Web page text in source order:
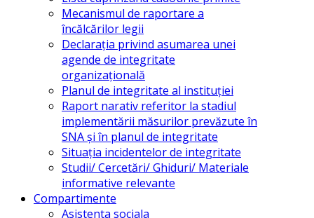
Mecanismul de raportare a
încălcărilor legii
Declarația privind asumarea unei
agende de integritate
organizațională
Planul de integritate al instituției
Raport narativ referitor la stadiul
implementării măsurilor prevăzute în
SNA și în planul de integritate
Situația incidentelor de integritate
Studii/ Cercetări/ Ghiduri/ Materiale
informative relevante
Compartimente
Asistenta sociala